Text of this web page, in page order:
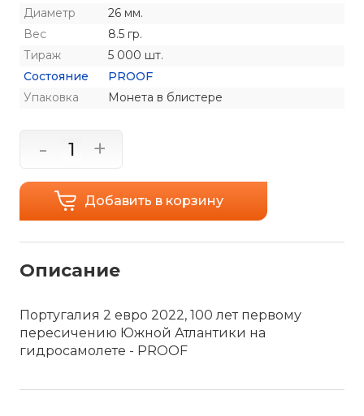
Диаметр
26 мм.
Вес
8.5 гр.
Тираж
5 000 шт.
Состояние
PROOF
Упаковка
Монета в блистере
- +
Добавить в корзину
Описание
Португалия 2 евро 2022, 100 лет первому
пересичению Южной Атлантики на
гидросамолете - PROOF